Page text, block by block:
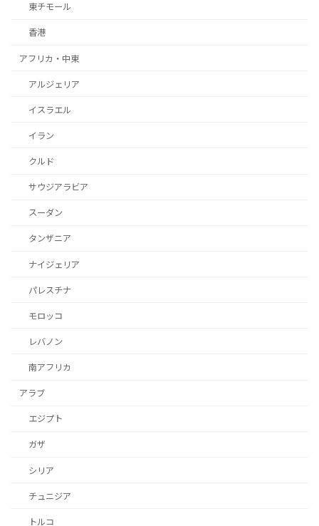
東チモール
香港
アフリカ・中東
アルジェリア
イスラエル
イラン
クルド
サウジアラビア
スーダン
タンザニア
ナイジェリア
パレスチナ
モロッコ
レバノン
南アフリカ
アラブ
エジプト
ガザ
シリア
チュニジア
トルコ